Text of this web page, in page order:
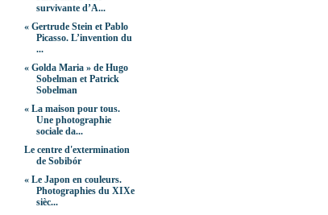
survivante d’A...
« Gertrude Stein et Pablo
Picasso. L’invention du
...
« Golda Maria » de Hugo
Sobelman et Patrick
Sobelman
« La maison pour tous.
Une photographie
sociale da...
Le centre d'extermination
de Sobibór
« Le Japon en couleurs.
Photographies du XIXe
sièc...